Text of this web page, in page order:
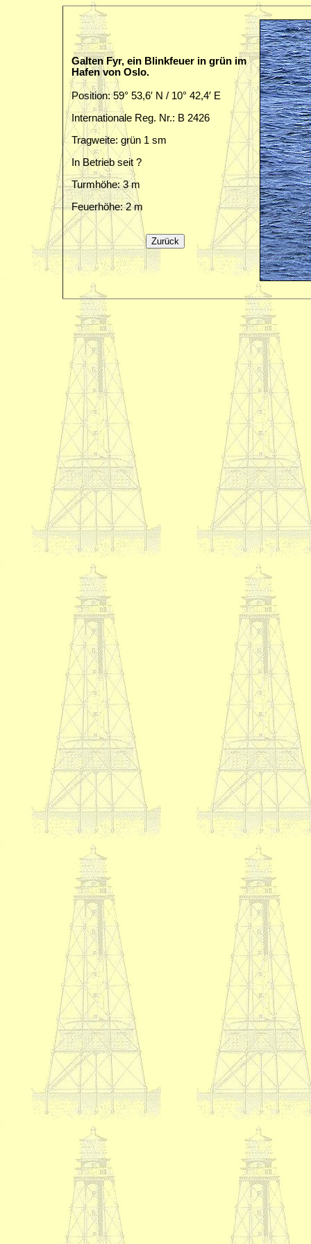
Galten Fyr, ein Blinkfeuer in grün im
Hafen von Oslo.
Position: 59° 53,6′ N / 10° 42,4′ E
Internationale Reg. Nr.: B 2426
Tragweite: grün 1 sm
In Betrieb seit ?
Turmhöhe: 3 m
Feuerhöhe: 2 m